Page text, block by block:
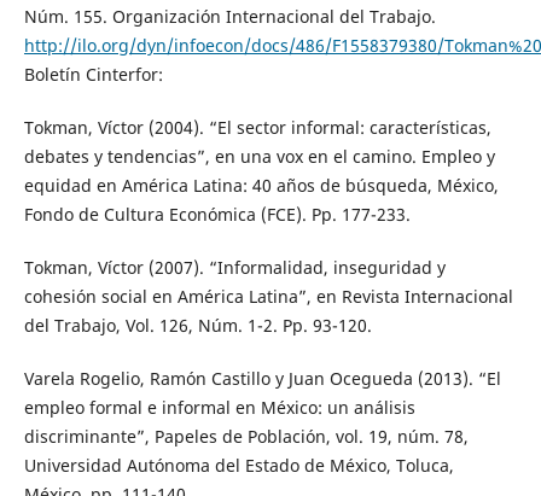
Núm. 155. Organización Internacional del Trabajo.
http://ilo.org/dyn/infoecon/docs/486/F1558379380/
Boletín Cinterfor:
Tokman, Víctor (2004). “El sector informal: características,
debates y tendencias”, en una vox en el camino. Empleo y
equidad en América Latina: 40 años de búsqueda, México,
Fondo de Cultura Económica (FCE). Pp. 177-233.
Tokman, Víctor (2007). “Informalidad, inseguridad y
cohesión social en América Latina”, en Revista Internacional
del Trabajo, Vol. 126, Núm. 1-2. Pp. 93-120.
Varela Rogelio, Ramón Castillo y Juan Ocegueda (2013). “El
empleo formal e informal en México: un análisis
discriminante”, Papeles de Población, vol. 19, núm. 78,
Universidad Autónoma del Estado de México, Toluca,